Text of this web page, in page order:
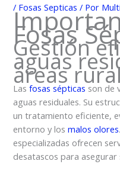
/ Fosas Septicas / Por
Fosas
Gestión
aguas
áreas
Lasfosas sépticas son de
aguas residuales. Su
un tratamiento eficiente,
entorno y losmalos olores
especializadas ofrecen
desatascos para